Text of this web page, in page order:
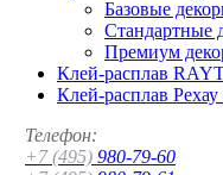
Базовые
Стандартные
Премиум
Клей-расплав
Клей-расплав
Телефон:
+7 (495) 980-79-60